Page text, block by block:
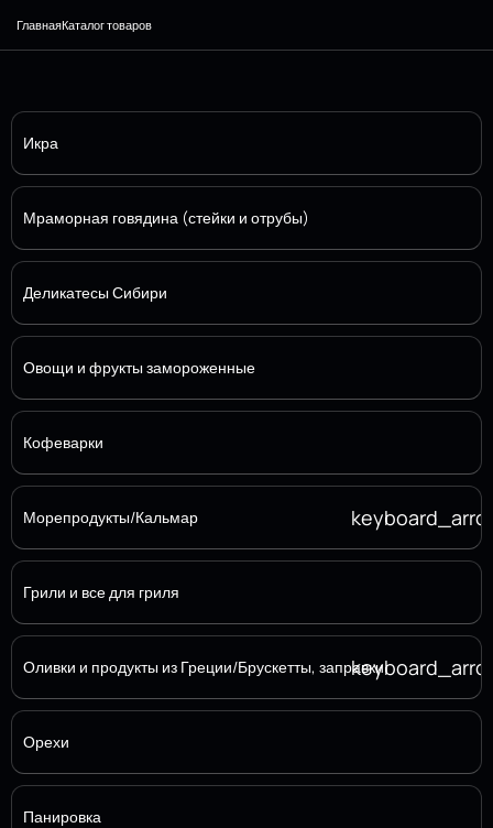
ГлавнаяКаталог товаров
Икра
Мраморная говядина (стейки и отрубы)
Деликатесы Сибири
Овощи и фрукты замороженные
Кофеварки
Морепродукты/Кальмар
Грили и все для гриля
Оливки и продукты из Греции/Брускетты, заправки
Орехи
Панировка